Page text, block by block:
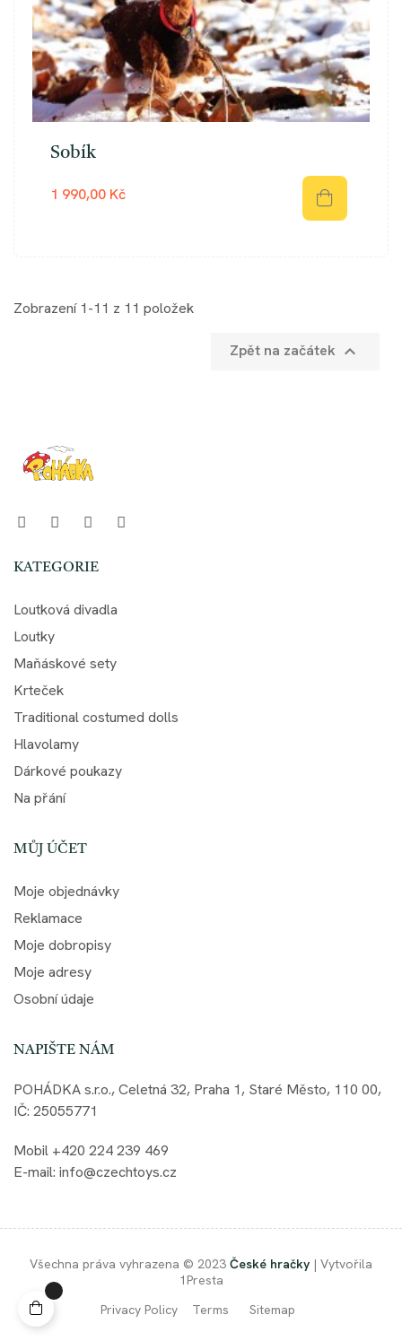
Sobík
1 990,00 Kč
Zobrazení 1-11 z 11 položek
Zpět na začátek 
KATEGORIE
Loutková divadla
Loutky
Maňáskové sety
Krteček
Traditional costumed dolls
Hlavolamy
Dárkové poukazy
Na přání
MŮJ ÚČET
Moje objednávky
Reklamace
Moje dobropisy
Moje adresy
Osobní údaje
NAPIŠTE NÁM
POHÁDKA s.r.o., Celetná 32, Praha 1, Staré Město, 110 00,
IČ: 25055771
Mobil +420 224 239 469
E-mail: info@czechtoys.cz
Všechna práva vyhrazena © 2023 České hračky | Vytvořila
1Presta
Privacy Policy
Terms Sitemap